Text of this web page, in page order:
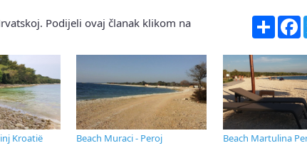
Podijeli ovaj članak klikom na
Share
Kroatië Beach Muraci - Peroj Beach Martulina